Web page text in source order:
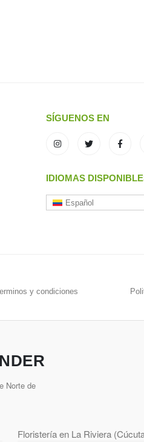
SÍGUENOS EN
IDIOMAS
Español
y condiciones
Norte de
Floristería en La Riviera